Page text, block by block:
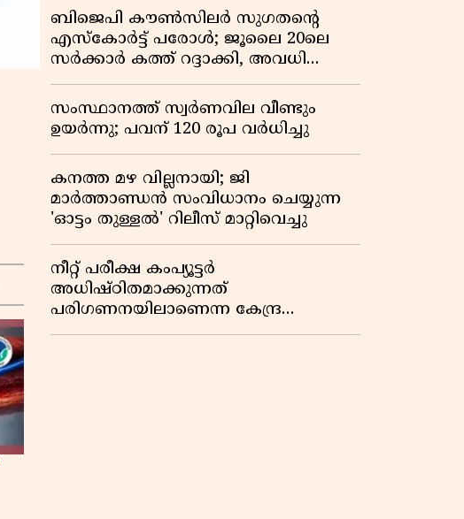
ബിജെപി കൗൺസിലർ സുഗതന്റെ
എസ്‌കോർട്ട് പരോൾ; ജൂലൈ 20ലെ
സർക്കാർ കത്ത് റദ്ദാക്കി, അവധി
ഫയലിലെ വീഴ്ചകളിൽ മുഖ്യമന്ത്രിയുടെ
ഓഫീസ് അന്വേഷണത്തിന് ഉത്തരവിട്ടു
സംസ്ഥാനത്ത് സ്വര്‍ണവില വീണ്ടും
ഉയർന്നു; പവന് 120 രൂപ വര്‍ധിച്ചു
കനത്ത മഴ വില്ലനായി; ജി
മാർത്താണ്ഡൻ സംവിധാനം ചെയ്യുന്ന
'ഓട്ടം തുള്ളൽ' റിലീസ് മാറ്റിവെച്ചു
നീറ്റ് പരീക്ഷ കംപ്യൂട്ടർ
അധിഷ്ഠിതമാക്കുന്നത്
പരിഗണനയിലാണെന്ന കേന്ദ്ര
സർക്കാരിൻ്റെ സത്യവാങ്മൂലത്തിൽ